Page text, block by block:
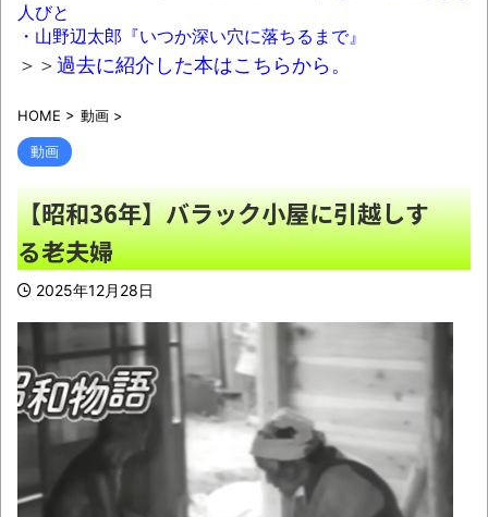
立憲民主ブレーンで人殺し発言家の菅野完
氏、メルチュ折田社長に人殺しを連呼
てから歯車が狂いだしてしまうｗｗｗｗｗｗｗ
NEW!
【画像】マツダが黒字転換！！CX-5がバカ
売れｗｗｗｗｗｗNEW!
【悲報】ワイド底辺、マックでガチのド底
辺飯ｗｗｗｗｗｗｗｗｗｗｗｗｗｗｗ
【動画】急病人？横須賀の国道16号でおか
しな事故が撮影される。
NEW!
【悲報】イギリスの給食、子どもがデブす
ぎて揚げ物が消えてしまうｗｗｗｗｗ
NEW!
シカ「全部喰った」 祭り中止NEW!
【議論】儒教「年上を敬え、目上に逆らう
人びと
・山野辺太郎『いつか深い穴に落ちるまで』
＞＞過去に紹介した本はこちらから。
HOME > 動画 >
動画
【昭和36年】バラック小屋に引越しす
る老夫婦
2025年12月28日